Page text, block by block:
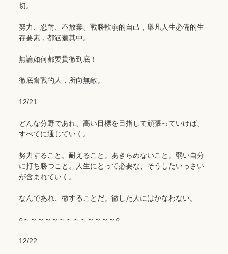
切。
努力、忍耐、不放棄、戰勝軟弱的自己，舉凡人生必備的生
存要素，都涵蓋其中。
無論如何都要貫徹到底！
徹底奮戰的人，所向無敵。
12/21
どんな分野であれ、高い目標を目指して頑張っていけば、
すべてに通じていく。
努力すること。耐えること。あきらめないこと。弱い自分
に打ち勝つこと。人生にとって必要な、そうしたいっさい
が含まれていく。
なんであれ、徹することだ。徹した人にはかなわない。
○～～～～～～～～～～～～～○
12/22